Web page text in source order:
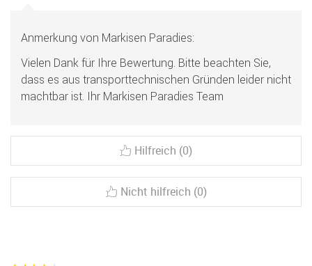
Anmerkung von Markisen Paradies:
Vielen Dank für Ihre Bewertung. Bitte beachten Sie,
dass es aus transporttechnischen Gründen leider nicht
machtbar ist. Ihr Markisen Paradies Team
Hilfreich (0)
Nicht hilfreich (0)